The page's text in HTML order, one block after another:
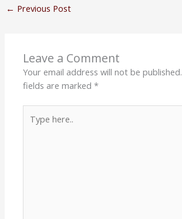
← Previous Post
Leave a Comment
Your email address will not be published.
fields are marked*
here..